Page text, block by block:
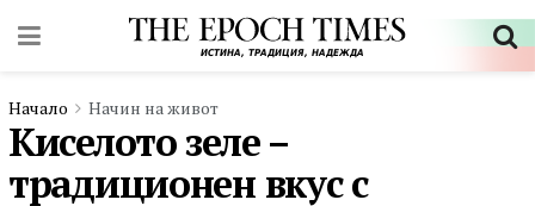
Начало Начин на живот
Киселото зеле –
традиционен вкус с